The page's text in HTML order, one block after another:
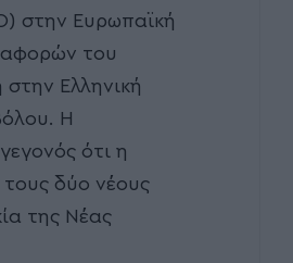
στην Ευρωπαϊκή
του
Ελληνική
Η
ότι η
δύο νέους
της Νέας